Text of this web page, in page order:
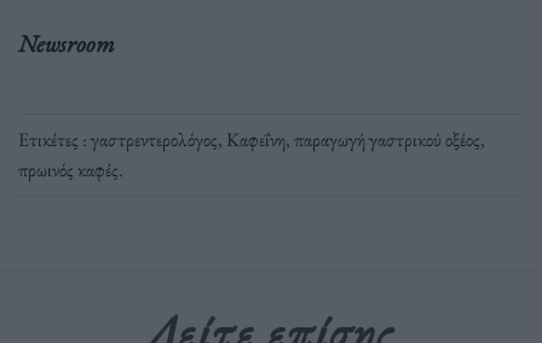
Newsroom
Ετικέτες :γαστρεντερολόγος, Καφεΐνη,παραγωγή γαστρικού οξέος,
πρωινός καφές.